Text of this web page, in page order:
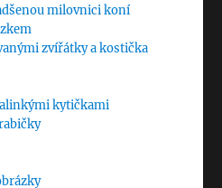
milovnici koní
zvířátky a kostička
kytičkami